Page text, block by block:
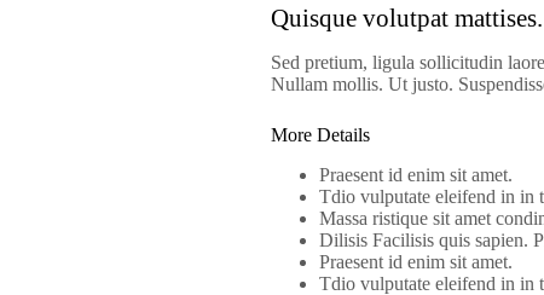
Quisque volutpat mattises.
Sed pretium, ligula sollicitudin
Nullam mollis. Ut justo.
More Details
Praesent id enim sit amet.
Tdio vulputate eleifend in in
Massa ristique sit amet
Dilisis Facilisis quis sapien.
Praesent id enim sit amet.
Tdio vulputate eleifend in in